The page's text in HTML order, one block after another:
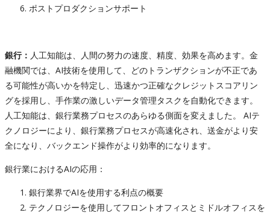
ポストプロダクションサポート
銀行： 人工知能は、人間の努力の速度、精度、効果を高めます。金
融機関では、AI技術を使用して、どのトランザクションが不正であ
る可能性が高いかを特定し、迅速かつ正確なクレジットスコアリン
グを採用し、手作業の激しいデータ管理タスクを自動化できます。
人工知能は、銀行業務プロセスのあらゆる側面を変えました。 AIテ
クノロジーにより、銀行業務プロセスが高速化され、送金がより安
全になり、バックエンド操作がより効率的になります。
銀行業におけるAIの応用：
銀行業界でAIを使用する利点の概要
テクノロジーを使用してフロントオフィスとミドルオフィスを